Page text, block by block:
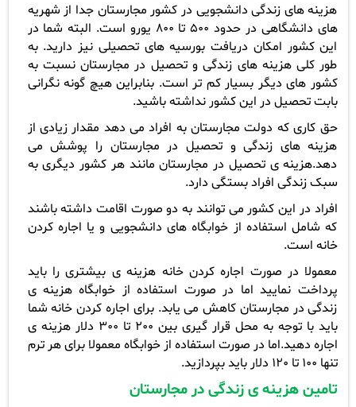
هزینه های زندگی دانشجویی در کشور مجارستان جدا از شهریه
های دانشگاهی در حدود 500 تا 800 یورو است. البته شما در
این کشور امکان دریافت بورسیه های تحصیلی نیز دارید. به
طور کلی هزینه های زندگی و تحصیل در مجارستان نسبت به
کشور های دیگر بسیار کم تر است. بنابراین هیچ گونه نگرانی
بابت تحصیل در این کشور نداشته باشید.
حق کاری که دولت مجارستان به افراد می دهد مقدار زیادی از
هزینه های زندگی و تحصیل در مجارستان را پوشش می
دهد.هزینه ی تحصیل در مجارستان مانند هر کشور دیگری به
سبک زندگی افراد بستگی دارد.
افراد در این کشور می توانند به دو صورت اقامت داشته باشند
که شامل استفاده از خوابگاه های دانشجویی و یا اجاره کردن
خانه است.
معمولا در صورت اجاره کردن خانه هزینه ی بیشتری را باید
پرداخت نمایید اما در صورت استفاده از خوابگاه هزینه ی
زندگی در مجارستان کاهش می یابد. برای اجاره کردن خانه شما
باید با توجه به محل قرار گیری بین 200 تا 300 دلار هزینه ی
اجاره دهید.اما در صورت استفاده از خوابگاه معمولا برای هر ترم
تنها 100 تا 120 دلار باید بپردازید.
تامین هزینه ی زندگی در مجارستان